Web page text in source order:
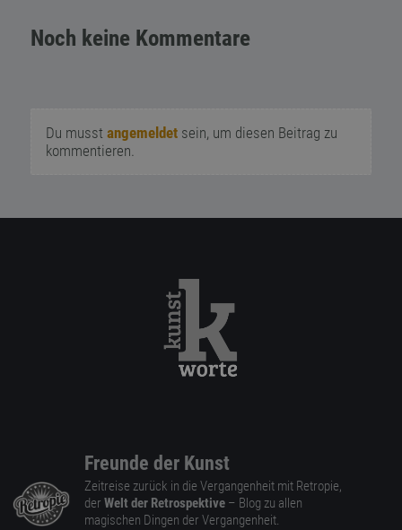
Noch keine Kommentare
Du musst angemeldetsein, um diesen Beitrag zu
kommentieren.
Freunde der Kunst
Zeitreise zurück in die Vergangenheit mit Retropie,
der Welt der Retrospektive – Blog zu allen
magischen Dingen der Vergangenheit.